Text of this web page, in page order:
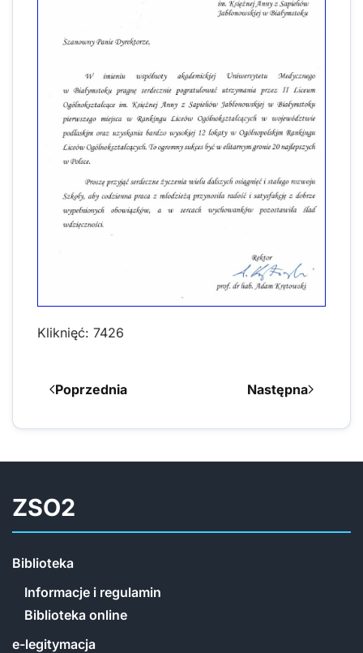
Kliknięć: 7426
Poprzednia Następna
ZSO2
Biblioteka
Informacje i regulamin
Biblioteka online
e-legitymacja